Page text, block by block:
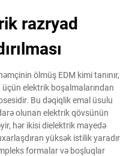
razryad
ölmüş EDM kimi tanınır,
üçün elektrik boşalmalarından
Bu dəqiqlik emal üsulu
olunan elektrik qövsünün
hər ikisi dielektrik mayedə
yüksək istilik yaradır
formalar və boşluqlar